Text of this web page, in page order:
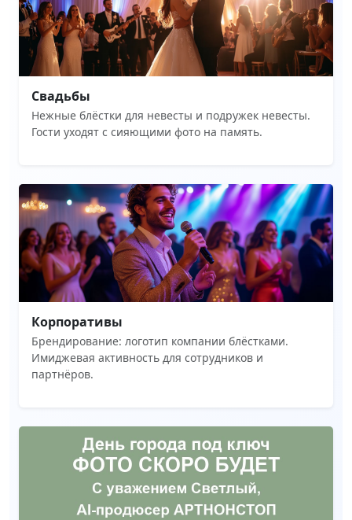
Свадьбы
Нежные блёстки для невесты и подружек невесты.
Гости уходят с сияющими фото на память.
Корпоративы
Брендирование: логотип компании блёстками.
Имиджевая активность для сотрудников и
партнёров.